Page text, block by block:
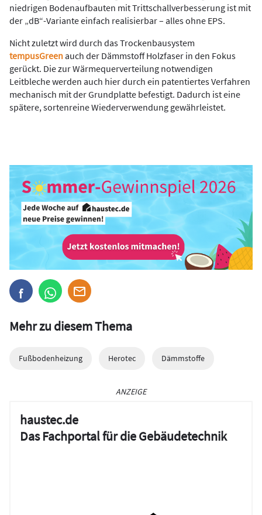
niedrigen Bodenaufbauten mit Trittschallverbesserung ist mit
der „dB“-Variante einfach realisierbar – alles ohne EPS.
Nicht zuletzt wird durch das Trockenbausystem
tempusGreenauch der Dämmstoff Holzfaser in den Fokus
gerückt. Die zur Wärmequerverteilung notwendigen
Leitbleche werden auch hier durch ein patentiertes Verfahren
mechanisch mit der Grundplatte befestigt. Dadurch ist eine
spätere, sortenreine Wiederverwendung gewährleistet.
Mehr zu diesem Thema
Fußbodenheizung Herotec Dämmstoffe
ANZEIGE
haustec.de
Das Fachportal für die Gebäudetechnik